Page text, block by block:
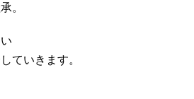
。
ていきます。